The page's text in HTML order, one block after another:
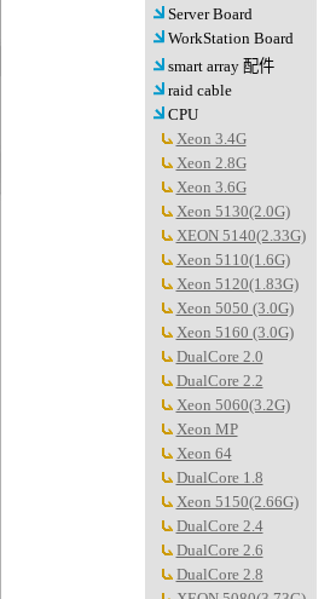
Server Board
WorkStation Board
smart array 配件
raid cable
CPU
Xeon 3.4G
Xeon 2.8G
Xeon 3.6G
Xeon 5130(2.0G)
XEON 5140(2.33G)
Xeon 5110(1.6G)
Xeon 5120(1.83G)
Xeon 5050 (3.0G)
Xeon 5160 (3.0G)
DualCore 2.0
DualCore 2.2
Xeon 5060(3.2G)
Xeon MP
Xeon 64
DualCore 1.8
Xeon 5150(2.66G)
DualCore 2.4
DualCore 2.6
DualCore 2.8